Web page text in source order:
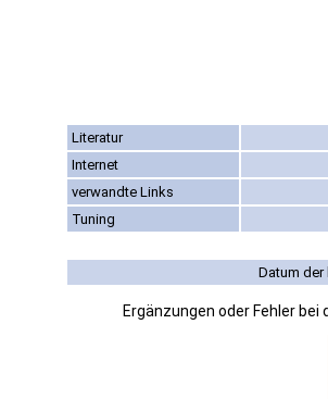
Literatur
Internet
verwandte Links
Tuning
Datum der
Ergänzungen oder Fehler